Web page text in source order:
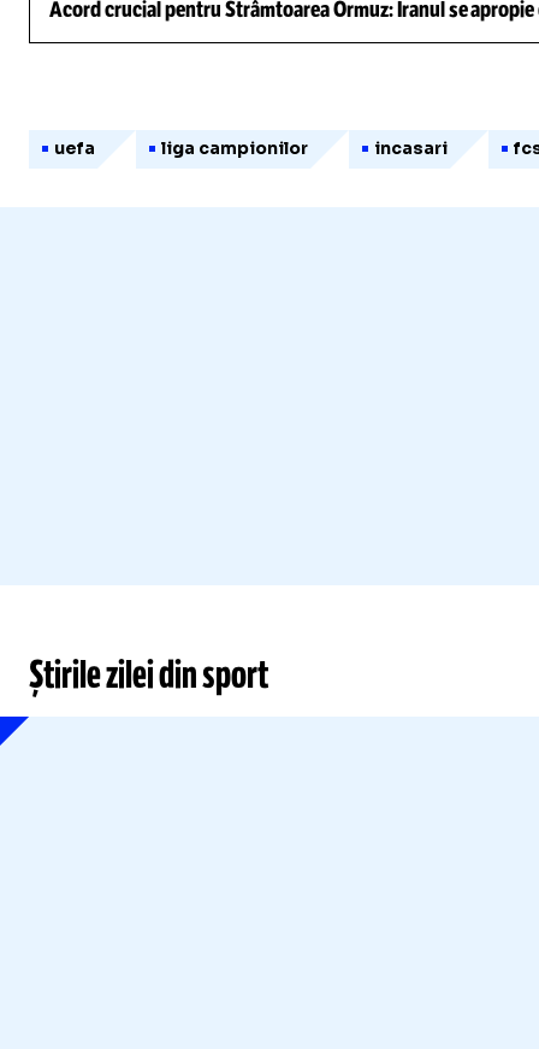
Acord crucial pentru Strâmtoarea Ormuz: Iranul se
uefa liga campionilor incasari
Știrile zilei din sport